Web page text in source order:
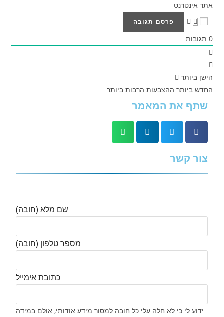
אתר אינטרנט
0 תגובות
הישן ביותר
החדש ביותר ההצבעות הרבות ביותר
שתף את המאמר
צור קשר
שם מלא (חובה)
מספר טלפון (חובה)
כתובת אימייל
ידוע לי כי לא חלה עלי כל חובה למסור מידע אודותי, אולם במידה